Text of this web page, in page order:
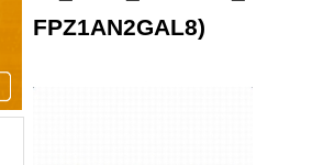
FPZ1AN2GAL8)